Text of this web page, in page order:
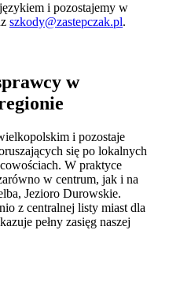
i pozostajemy w
szkody@zastepczak.pl.
w
i pozostaje
się po lokalnych
W praktyce
w centrum, jak i na
Jezioro Durowskie.
z centralnej listy miast dla
pełny zasięg naszej